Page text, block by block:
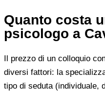
Quanto costa
psicologo a
Il prezzo di un colloquio
diversi fattori: la
tipo di seduta (individuale,